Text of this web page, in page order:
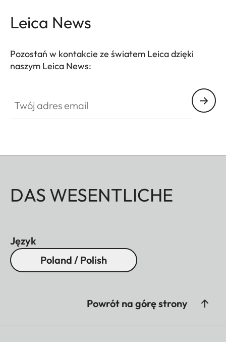
Leica News
Pozostań w kontakcie ze światem Leica dzięki
naszym Leica News:
DAS WESENTLICHE
Język
Poland / Polish
Powrót na górę strony